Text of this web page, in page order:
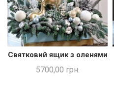
ЧИТАТИ ДАЛІ
Святковий ящик з оленями
5700,00 грн.